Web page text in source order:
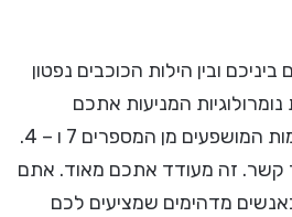
ביניכם ובין הילות הכוכבים נפטון
נומרולוגיות המניעות אתכם
בכיוונם של אנשים ומקומות המושפעים מן המספרים 7 ו – 4.
קשר. זה מעודד אתכם מאוד. אתם
מדהימים שמציעים לכם